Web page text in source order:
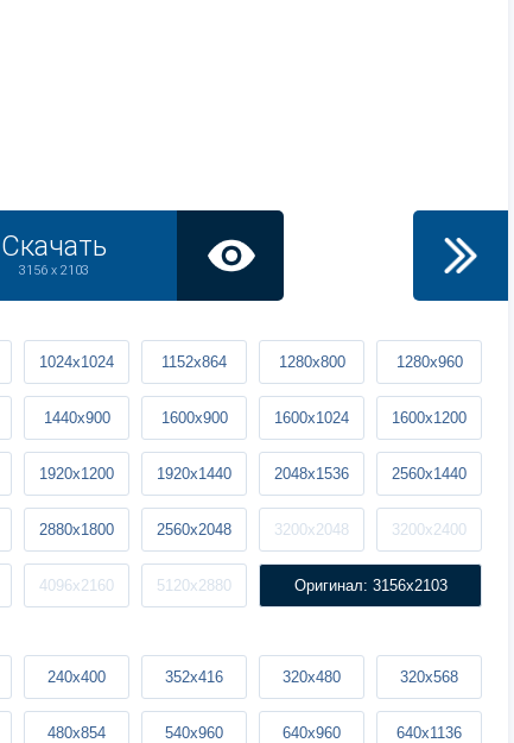
Скачать
3156 x 2103
1024x1024 1152x864 1280x800 1280x960
1440x900 1600x900 1600x1024 1600x1200
1920x1200 1920x1440 2048x1536 2560x1440
2880x1800 2560x2048 3200x2048 3200x2400
4096x2160 5120x2880 Оригинал: 3156x2103
240x400 352x416 320x480 320x568
480x854 540x960 640x960 640x1136